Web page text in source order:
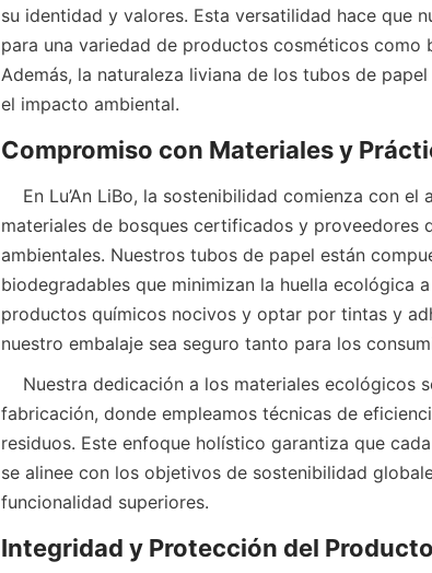
su identidad y valores. Esta versatilidad hace que
para una variedad de productos cosméticos como
Además, la naturaleza liviana de los tubos de
el impacto ambiental.
materiales de bosques certificados y proveedores
ambientales. Nuestros tubos de papel están
biodegradables que minimizan la huella ecológica
productos químicos nocivos y optar por tintas y
nuestro embalaje sea seguro tanto para los
fabricación, donde empleamos técnicas de
residuos. Este enfoque holístico garantiza que
se alinee con los objetivos de sostenibilidad
funcionalidad superiores.
Integridad y Protección del